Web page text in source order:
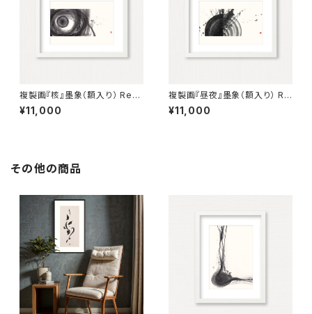
複製画『核』墨象（額入り） Repr
oduction painting「The Cor
e」（Framed）
¥11,000
複製画『昼夜』墨象（額入り） Re
production painting「Dau &
Night」（Framed）
¥11,000
その他の商品